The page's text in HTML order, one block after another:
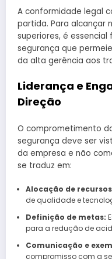
A conformidade legal
partida. Para alcançar
superiores, é
segurança que
da alta gerência aos
Liderança e
Direção
O comprometimento
segurança deve ser
da empresa e não
se traduz em:
Alocação de
de qualidade e
Definição de metas:
para a redução de
Comunicação e
compromisso com a